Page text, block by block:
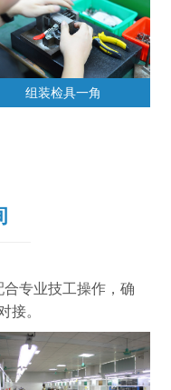
组装检具一角
专业技工操作，确
接。